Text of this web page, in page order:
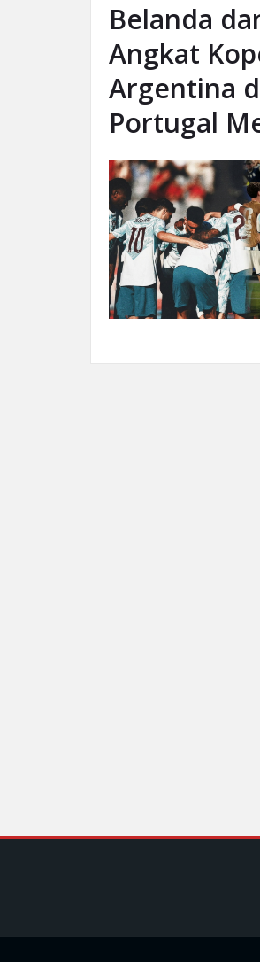
Belanda
Angkat
Argentina
Portugal